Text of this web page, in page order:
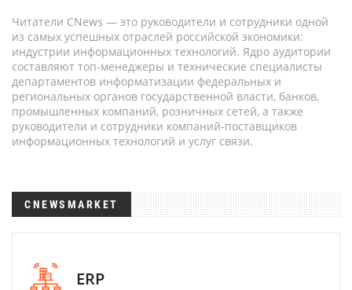
Читатели CNews — это руководители и сотрудники одной
из самых успешных отраслей российской экономики:
индустрии информационных технологий. Ядро аудитории
составляют топ-менеджеры и технические специалисты
департаментов информатизации федеральных и
региональных органов государственной власти, банков,
промышленных компаний, розничных сетей, а также
руководители и сотрудники компаний-поставщиков
информационных технологий и услуг связи.
CNEWSMARKET
ERP